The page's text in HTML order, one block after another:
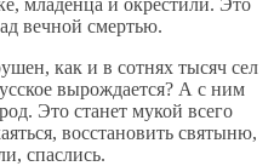
младенца и окрестили. Это
вечной смертью.
как и в сотнях тысяч сел
вырождается? А с ним
Это станет мукой всего
восстановить святыню,
спаслись.